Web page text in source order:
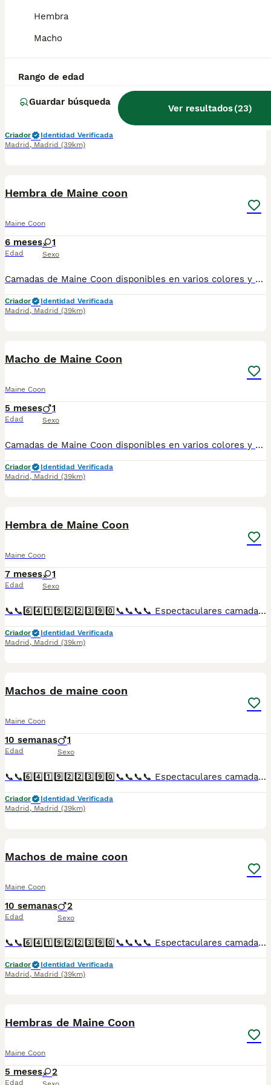
Hembra
Macho
Rango de edad
Guardar búsqueda
Ver resultados(23)
5 meses 1 1
Criador
Identidad Verificada
Madrid , Madrid (39km)
Hembra de Maine coon
Maine Coon
6 meses
Edad
1
Sexo
Camadas de Maine Coon disponibles en varios colores y tonalidades. Machos y hembras. Criadores responsables y familiares. Se entregan a partir de 2 meses de edad y sus vacunas correspondientes, desparasitados. Todos los cachorros son descendientes de las mejores líneas nacionales. Se entregan en toda España con transporte de alta calidad preparado para animales, van en vehículo climatizado con chófer particular a cargo del comprador. Si tienes dudas o consultas sobre la raza, podemos resolver tus dudas por whats app ;) Abogamos por una cría nacional (no en países del este) en un ambiente familiar con personas con vocación en una cría ética y responsable, y que por encima de todo, aman a los animales Teléfono / Whats app: 641 92 23 90
Criador
Identidad Verificada
Madrid , Madrid (39km)
Macho de Maine Coon
Maine Coon
5 meses
Edad
1
Sexo
Camadas de Maine Coon disponibles en varios colores y tonalidades. Machos y hembras. Criadores responsables y familiares. Se entregan a partir de 2 meses de edad y sus vacunas correspondientes, desparasitados. Todos los cachorros son descendientes de las mejores líneas nacionales. Se entregan en toda España con transporte de alta calidad preparado para animales, van en vehículo climatizado con chófer particular a cargo del comprador. Si tienes dudas o consultas sobre la raza, podemos resolver tus dudas por whats app ;) Abogamos por una cría nacional (no en países del este) en un ambiente familiar con personas con vocación en una cría ética y responsable, y que por encima de todo, aman a los animales Teléfono / Whats app: 641 92 23 90
Criador
Identidad Verificada
Madrid , Madrid (39km)
Hembra de Maine Coon
Maine Coon
7 meses
Edad
1
Sexo
📞📞6️⃣4️⃣1️⃣9️⃣2️⃣2️⃣3️⃣9️⃣0️⃣📞📞📞📞 Espectaculares camadas de gatitos de Maine Coon nacionales descendientes de las mejores líneas de sangre. Disponibles tanto hembras como machos. Las camadas están bajo supervisión veterinaria desde su nacimiento hasta que son entregadas a su nueva familia. Criados por un equipo de profesionales y mejores personas que, con más de 20 años de experiencia , cuidan a los animales por vocación, aplicando una cría ética y responsable para que cada cachorro se desarrolle con la mejor salud y con un buen temperamento. Todos los cachorritos se entregan con unos dos meses y medio de edad y sus vacunas correspondientes, desparasitados interna y externamente, con certificado de salud, y garantía tanto por enfermedad vírica como congénito genética. Posibilidad de entregar en toda España mediante transporte propio preparado para animales y con chofer privado. Los precios pueden variar según las características y morfología de cada cachorro. Añádenos al whats app o llámanos, y encantados atenderemos todas tus dudas y consultas. Teléfono / Whats app: 641 92 23 90
Criador
Identidad Verificada
Madrid , Madrid (39km)
Machos de maine coon
Maine Coon
10 semanas
Edad
1
Sexo
📞📞6️⃣4️⃣1️⃣9️⃣2️⃣2️⃣3️⃣9️⃣0️⃣📞📞📞📞 Espectaculares camadas de perritos de machos y hembras de maine coon nacionales descendientes de las mejores líneas de sangre. Disponibles tanto hembras como machos. Las camadas están bajo supervisión veterinaria desde su nacimiento hasta que son entregadas a su nueva familia. Criados por un equipo de profesionales y mejores personas que, con más de 20 años de experiencia , cuidan a los animales por vocación, aplicando una cría ética y responsable para que cada cachorro se desarrolle con la mejor salud y con un buen temperamento. Todos los cachorritos se entregan con unos dos meses y medio de edad y sus vacunas correspondientes, desparasitados interna y externamente, con certificado de salud, y garantía tanto por enfermedad vírica como congénito genética. Posibilidad de entregar en toda España mediante transporte propio preparado para animales y con chofer privado. Los precios pueden variar según las características y morfología de cada cachorro. Añádenos al whats app o llámanos, y encantados atenderemos todas tus dudas y consultas. Teléfono / Whats app: 641 92 23 90
Criador
Identidad Verificada
Madrid , Madrid (39km)
Machos de maine coon
Maine Coon
10 semanas
Edad
2
Sexo
📞📞6️⃣4️⃣1️⃣9️⃣2️⃣2️⃣3️⃣9️⃣0️⃣📞📞📞📞 Espectaculares camadas de perritos de machos y hembras de msine coon annacionales descendientes de las mejores líneas de sangre. Disponibles tanto hembras como machos. Las camadas están bajo supervisión veterinaria desde su nacimiento hasta que son entregadas a su nueva familia. Criados por un equipo de profesionales y mejores personas que, con más de 20 años de experiencia , cuidan a los animales por vocación, aplicando una cría ética y responsable para que cada cachorro se desarrolle con la mejor salud y con un buen temperamento. Todos los cachorritos se entregan con unos dos meses y medio de edad y sus vacunas correspondientes, desparasitados interna y externamente, con certificado de salud, y garantía tanto por enfermedad vírica como congénito genética. Posibilidad de entregar en toda España mediante transporte propio preparado para animales y con chofer privado. Los precios pueden variar según las características y morfología de cada cachorro. Añádenos al whats app o llámanos, y encantados atenderemos todas tus dudas y consultas. Teléfono / Whats app: 641 92 23 90
Criador
Identidad Verificada
Madrid , Madrid (39km)
Hembras de Maine Coon
Maine Coon
5 meses
Edad
2